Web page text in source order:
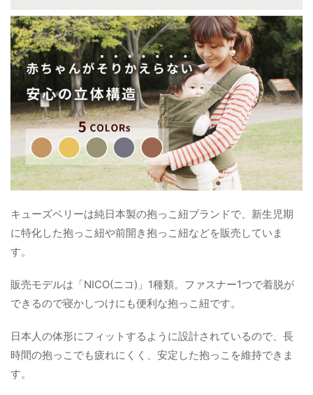
キューズベリーは純日本製の抱っこ紐ブランドで、新生児期
に特化した抱っこ紐や前開き抱っこ紐などを販売していま
す。
販売モデルは「NICO(ニコ)」1種類。ファスナー1つで着脱が
できるので寝かしつけにも便利な抱っこ紐です。
日本人の体形にフィットするように設計されているので、長
時間の抱っこでも疲れにくく、安定した抱っこを維持できま
す。